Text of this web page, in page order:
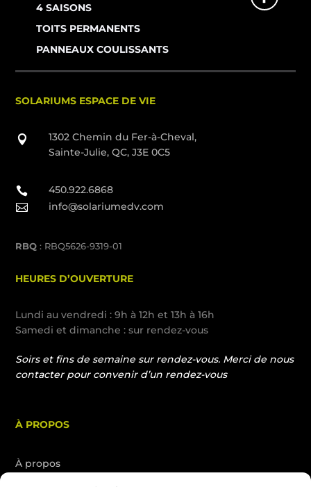
4 SAISONS
TOITS PERMANENTS
PANNEAUX COULISSANTS
SOLARIUMS ESPACE DE VIE

1302 Chemin du Fer-à-Cheval,
Sainte-Julie, QC, J3E 0C5
 450.922.6868
 info@solariumedv.com
RBQ : RBQ5626-9319-01
HEURES D’OUVERTURE
Lundi au vendredi : 9h à 12h et 13h à 16h
Samedi et dimanche : sur rendez-vous
Soirs et fins de semaine sur rendez-vous. Merci de nous
contacter pour convenir d’un rendez-vous
À PROPOS
À propos